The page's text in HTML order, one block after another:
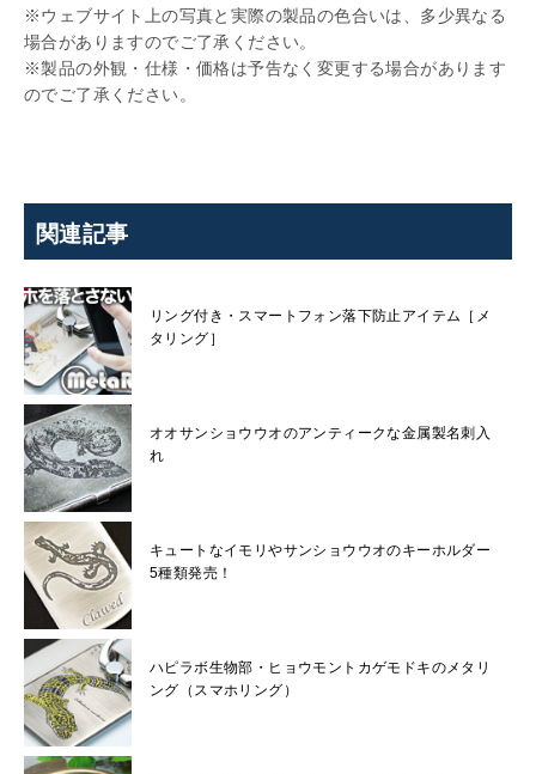
※ウェブサイト上の写真と実際の製品の色合いは、多少異なる
場合がありますのでご了承ください。
※製品の外観・仕様・価格は予告なく変更する場合があります
のでご了承ください。
関連記事
リング付き・スマートフォン落下防止アイテム［メ
タリング］
オオサンショウウオのアンティークな金属製名刺入
れ
キュートなイモリやサンショウウオのキーホルダー
5種類発売！
ハピラボ生物部・ヒョウモントカゲモドキのメタリ
ング（スマホリング）